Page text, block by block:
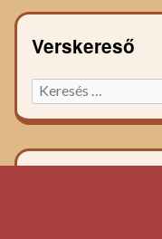
Verskereső
Keresett
főzelék